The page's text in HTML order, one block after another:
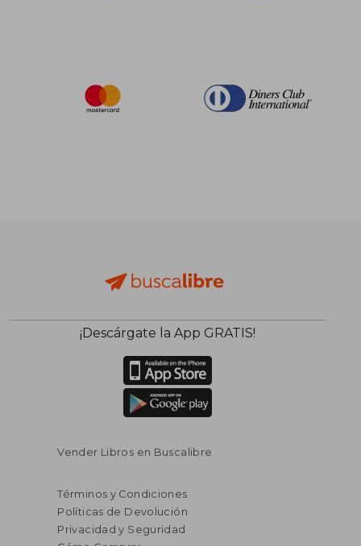
¡Descárgate la App GRATIS!
Vender Libros en Buscalibre
Términos y Condiciones
Políticas de Devolución
Privacidad y Seguridad